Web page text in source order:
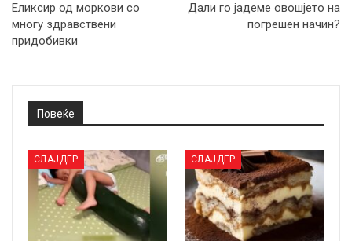
Eликсир од моркови со
многу здравствени
придобивки
Дали го јадеме овошјето на
погрешен начин?
Повеќе
СЛАЈДЕР СЛАЈДЕР